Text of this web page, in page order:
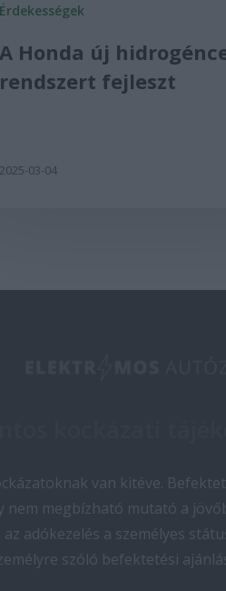
Érdekességek
A Honda új
rendszert fejleszt
2025-03-04
van kitéve.
megbízható mutató a
az adókezelés a személyes
szóló befektetési